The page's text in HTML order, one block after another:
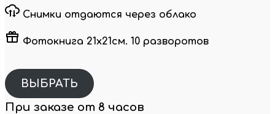
Снимки отдаются через облако
Фотокнига 21х21см. 10 разворотов
ВЫБРАТЬ
При заказе от 8 часов